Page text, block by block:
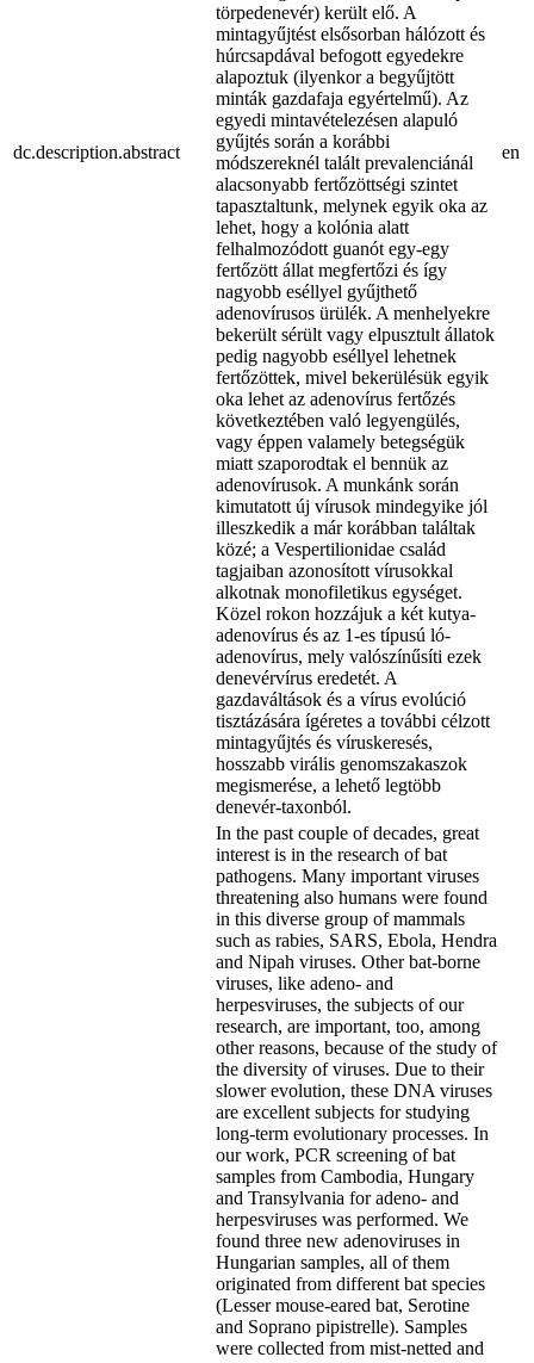
dc.description.abstract
törpedenevér) került elő. A
mintagyűjtést elsősorban hálózott és
húrcsapdával befogott egyedekre
alapoztuk (ilyenkor a begyűjtött
minták gazdafaja egyértelmű). Az
egyedi mintavételezésen alapuló
gyűjtés során a korábbi
módszereknél talált prevalenciánál
alacsonyabb fertőzöttségi szintet
tapasztaltunk, melynek egyik oka az
lehet, hogy a kolónia alatt
felhalmozódott guanót egy-egy
fertőzött állat megfertőzi és így
nagyobb eséllyel gyűjthető
adenovírusos ürülék. A menhelyekre
bekerült sérült vagy elpusztult állatok
pedig nagyobb eséllyel lehetnek
fertőzöttek, mivel bekerülésük egyik
oka lehet az adenovírus fertőzés
következtében való legyengülés,
vagy éppen valamely betegségük
miatt szaporodtak el bennük az
adenovírusok. A munkánk során
kimutatott új vírusok mindegyike jól
illeszkedik a már korábban találtak
közé; a Vespertilionidae család
tagjaiban azonosított vírusokkal
alkotnak monofiletikus egységet.
Közel rokon hozzájuk a két kutya-
adenovírus és az 1-es típusú ló-
adenovírus, mely valószínűsíti ezek
denevérvírus eredetét. A
gazdaváltások és a vírus evolúció
tisztázására ígéretes a további célzott
mintagyűjtés és víruskeresés,
hosszabb virális genomszakaszok
megismerése, a lehető legtöbb
denevér-taxonból.
en
In the past couple of decades, great
interest is in the research of bat
pathogens. Many important viruses
threatening also humans were found
in this diverse group of mammals
such as rabies, SARS, Ebola, Hendra
and Nipah viruses. Other bat-borne
viruses, like adeno- and
herpesviruses, the subjects of our
research, are important, too, among
other reasons, because of the study of
the diversity of viruses. Due to their
slower evolution, these DNA viruses
are excellent subjects for studying
long-term evolutionary processes. In
our work, PCR screening of bat
samples from Cambodia, Hungary
and Transylvania for adeno- and
herpesviruses was performed. We
found three new adenoviruses in
Hungarian samples, all of them
originated from different bat species
(Lesser mouse-eared bat, Serotine
and Soprano pipistrelle). Samples
were collected from mist-netted and